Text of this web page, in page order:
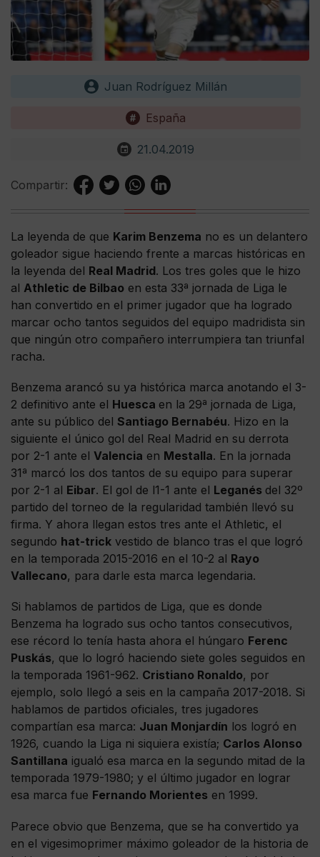
Juan Rodríguez Millán
España
21.04.2019
Compartir:
La leyenda de que Karim Benzema no es un delantero
goleador sigue haciendo frente a marcas históricas en
la leyenda del Real Madrid. Los tres goles que le hizo
al Athletic de Bilbao en esta 33ª jornada de Liga le
han convertido en el primer jugador que ha logrado
marcar ocho tantos seguidos del equipo madridista sin
que ningún otro compañero interrumpiera tan triunfal
racha.
Benzema arancó su ya histórica marca anotando el 3-
2 definitivo ante el Huesca en la 29ª jornada de Liga,
ante su público del Santiago Bernabéu. Hizo en la
siguiente el único gol del Real Madrid en su derrota
por 2-1 ante el Valencia en Mestalla. En la jornada
31ª marcó los dos tantos de su equipo para superar
por 2-1 al Eibar. El gol de l1-1 ante el Leganés del 32º
partido del torneo de la regularidad también llevó su
firma. Y ahora llegan estos tres ante el Athletic, el
segundo hat-trick vestido de blanco tras el que logró
en la temporada 2015-2016 en el 10-2 al Rayo
Vallecano, para darle esta marca legendaria.
Si hablamos de partidos de Liga, que es donde
Benzema ha logrado sus ocho tantos consecutivos,
ese récord lo tenía hasta ahora el húngaro Ferenc
Puskás, que lo logró haciendo siete goles seguidos en
la temporada 1961-962. Cristiano Ronaldo, por
ejemplo, solo llegó a seis en la campaña 2017-2018. Si
hablamos de partidos oficiales, tres jugadores
compartían esa marca: Juan Monjardín los logró en
1926, cuando la Liga ni siquiera existía; Carlos Alonso
Santillana igualó esa marca en la segundo mitad de la
temporada 1979-1980; y el último jugador en lograr
esa marca fue Fernando Morientes en 1999.
Parece obvio que Benzema, que se ha convertido ya
en el vigesimoprimer máximo goleador de la historia de